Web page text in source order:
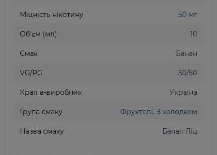
Міцність нікотину 50 мг
Об'єм (мл) 10
Смак Банан
VG/PG 50/50
Країна-виробник Україна
Група смаку Фруктові, З холодком
Назва смаку Банан Лід